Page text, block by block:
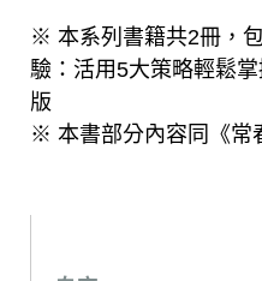
※ 本系列書籍共2冊，
驗：活用5大策略輕鬆
版
※ 本書部分內容同《常